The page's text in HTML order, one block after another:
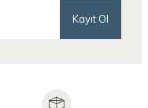
Kayıt Ol